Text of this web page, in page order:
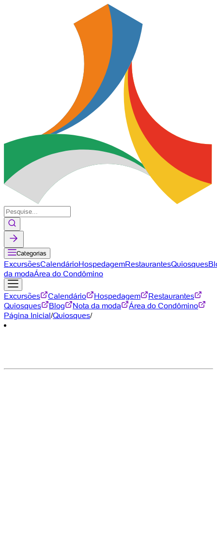
Categorias
ExcursõesCalendárioHospedagemRestaurantesQuiosques
da modaÁrea do Condômino
Excursões Calendário Hospedagem
Restaurantes
Quiosques
Blog Nota da moda
Área do Condômino
Página Inicial/Quiosques/